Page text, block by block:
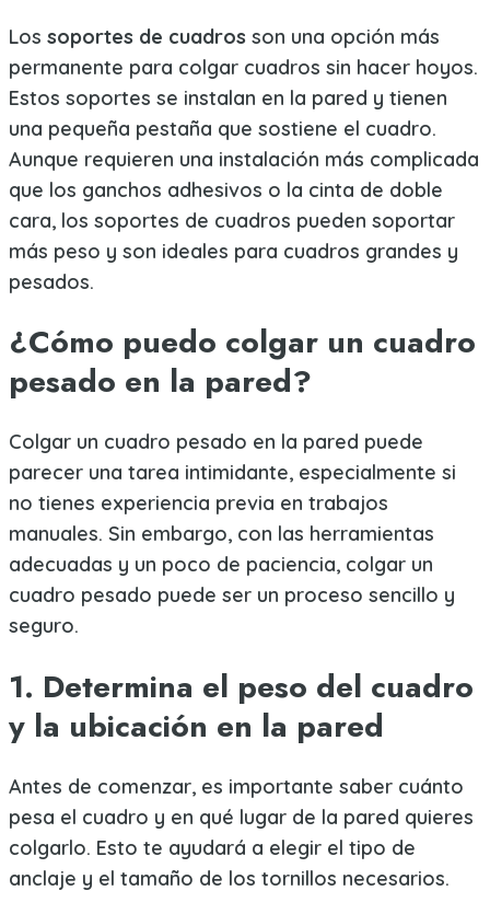
Los soportes de cuadros son una opción más
permanente para colgar cuadros sin hacer hoyos.
Estos soportes se instalan en la pared y tienen
una pequeña pestaña que sostiene el cuadro.
Aunque requieren una instalación más complicada
que los ganchos adhesivos o la cinta de doble
cara, los soportes de cuadros pueden soportar
más peso y son ideales para cuadros grandes y
pesados.
¿Cómo puedo colgar un cuadro
pesado en la pared?
Colgar un cuadro pesado en la pared puede
parecer una tarea intimidante, especialmente si
no tienes experiencia previa en trabajos
manuales. Sin embargo, con las herramientas
adecuadas y un poco de paciencia, colgar un
cuadro pesado puede ser un proceso sencillo y
seguro.
1. Determina el peso del cuadro
y la ubicación en la pared
Antes de comenzar, es importante saber cuánto
pesa el cuadro y en qué lugar de la pared quieres
colgarlo. Esto te ayudará a elegir el tipo de
anclaje y el tamaño de los tornillos necesarios.